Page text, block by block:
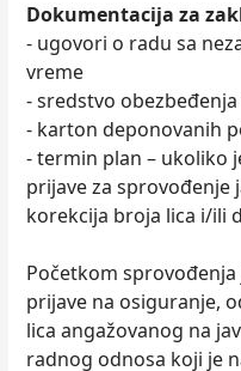
Dokumentacija za
- ugovori o radu sa
vreme
- sredstvo
- karton deponovanih
- termin plan – ukoliko
prijave za sprovođenje
korekcija broja lica i/ili
Početkom
prijave na osiguranje,
lica angažovanog na
radnog odnosa koji je